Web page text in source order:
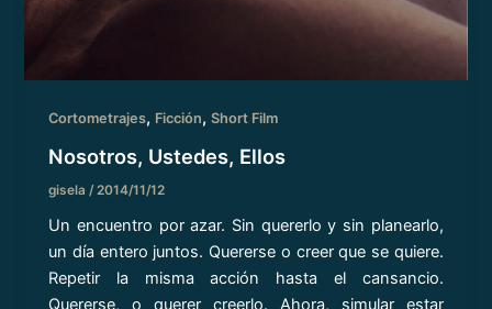
Cortometrajes, Ficción,Short Film
Nosotros, Ustedes, Ellos
gisela /2014/11/12
Un encuentro por azar. Sin quererlo y sin planearlo,
un día entero juntos. Quererse o creer que se quiere.
Repetir la misma acción hasta el cansancio.